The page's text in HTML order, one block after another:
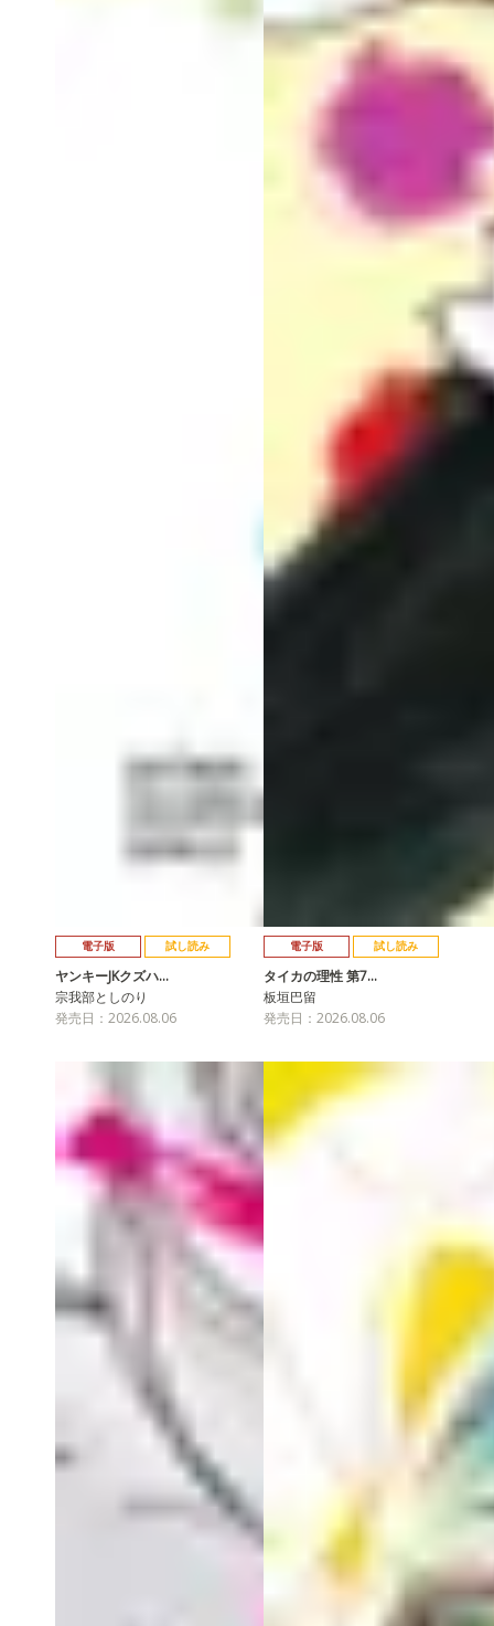
電子版 試し読み
ヤンキーJKクズハ…
宗我部としのり
発売日：2026.08.06
電子版 試し読み
タイカの理性 第7…
板垣巴留
発売日：2026.08.06